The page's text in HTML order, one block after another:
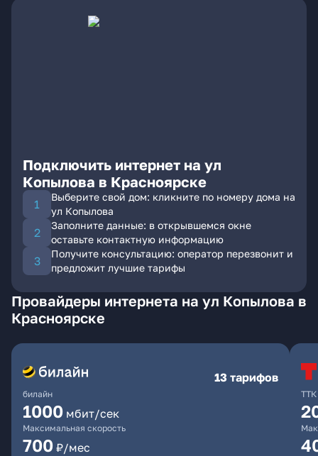
Подключить интернет на ул
Копылова в Красноярске
Выберите свой дом: кликните по номеру дома на
ул Копылова
Заполните данные: в открывшемся окне
оставьте контактную информацию
Получите консультацию: оператор перезвонит и
предложит лучшие тарифы
Провайдеры интернета на ул Копылова в
Красноярске
билайн
13 тарифов
1000 мбит/сек
Максимальная скорость
700 ₽/мес
ТТК